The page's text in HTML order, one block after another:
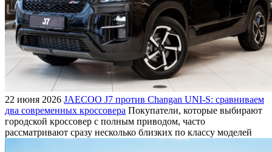
22 июня 2026 JAECOO J7 против Changan UNI-S: сравниваем
два современных кроссовера Покупатели, которые выбирают
городской кроссовер с полным приводом, часто
рассматривают сразу несколько близких по классу моделей